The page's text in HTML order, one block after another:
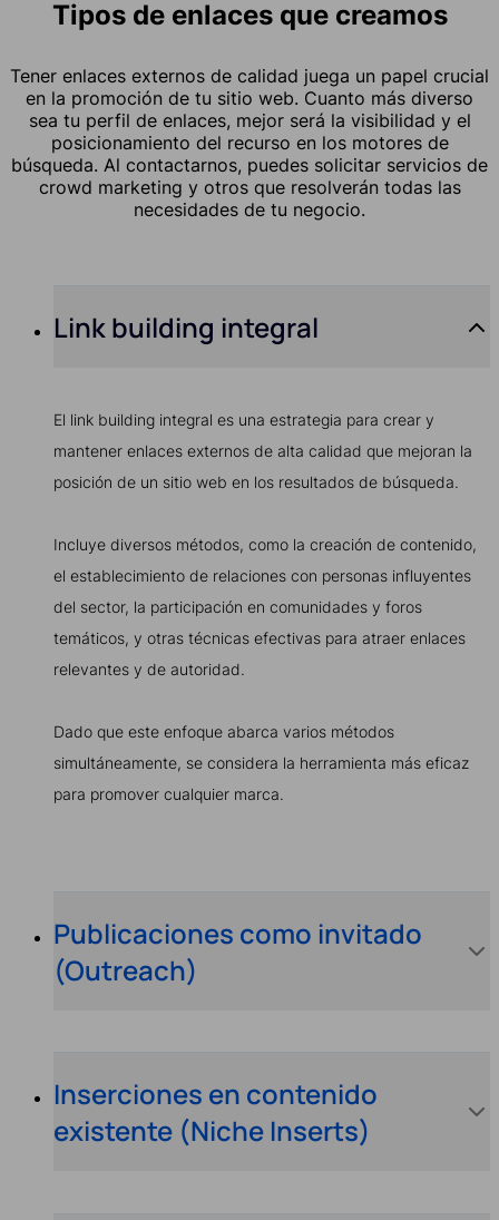
Tipos de enlaces que creamos
Tener enlaces externos de calidad juega un papel crucial
en la promoción de tu sitio web. Cuanto más diverso
sea tu perfil de enlaces, mejor será la visibilidad y el
posicionamiento del recurso en los motores de
búsqueda. Al contactarnos, puedes solicitar servicios de
crowd marketing y otros que resolverán todas las
necesidades de tu negocio.
Link building integral
El link building integral es una estrategia para crear y
mantener enlaces externos de alta calidad que mejoran la
posición de un sitio web en los resultados de búsqueda.
Incluye diversos métodos, como la creación de contenido,
el establecimiento de relaciones con personas influyentes
del sector, la participación en comunidades y foros
temáticos, y otras técnicas efectivas para atraer enlaces
relevantes y de autoridad.
Dado que este enfoque abarca varios métodos
simultáneamente, se considera la herramienta más eficaz
para promover cualquier marca.
Publicaciones como invitado
(Outreach)
Inserciones en contenido
existente (Niche Inserts)